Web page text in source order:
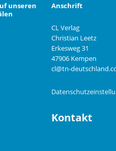
unseren
Anschrift
CL Verlag
Christian Leetz
Erkesweg 31
47906 Kempen
cl@tn-
Kontakt